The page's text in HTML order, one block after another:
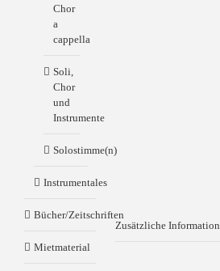
Zusätzliche Information
Chor
a
cappella
Soli,
Chor
und
Instrumente
Solostimme(n)
Instrumentales
Bücher/Zeitschriften
Mietmaterial